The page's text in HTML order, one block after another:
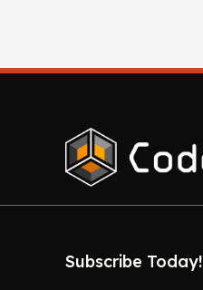
Subscribe Today!